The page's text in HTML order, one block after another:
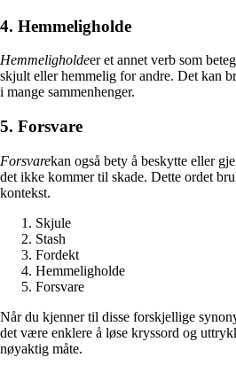
4. Hemmeligholde
Hemmeligholdeer et annet verb som
skjult eller hemmelig for andre. Det kan
i mange sammenhenger.
5. Forsvare
Forsvarekan også bety å beskytte eller
det ikke kommer til skade. Dette ordet
kontekst.
Skjule
Stash
Fordekt
Hemmeligholde
Forsvare
Når du kjenner til disse forskjellige
det være enklere å løse kryssord og
nøyaktig måte.